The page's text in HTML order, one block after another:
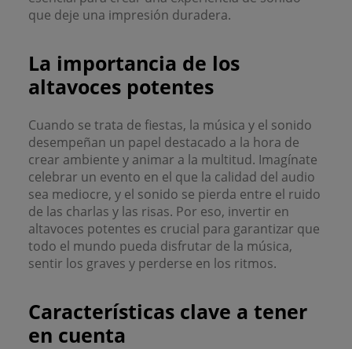
que deje una impresión duradera.
La importancia de los
altavoces potentes
Cuando se trata de fiestas, la música y el sonido
desempeñan un papel destacado a la hora de
crear ambiente y animar a la multitud. Imagínate
celebrar un evento en el que la calidad del audio
sea mediocre, y el sonido se pierda entre el ruido
de las charlas y las risas. Por eso, invertir en
altavoces potentes es crucial para garantizar que
todo el mundo pueda disfrutar de la música,
sentir los graves y perderse en los ritmos.
Características clave a tener
en cuenta